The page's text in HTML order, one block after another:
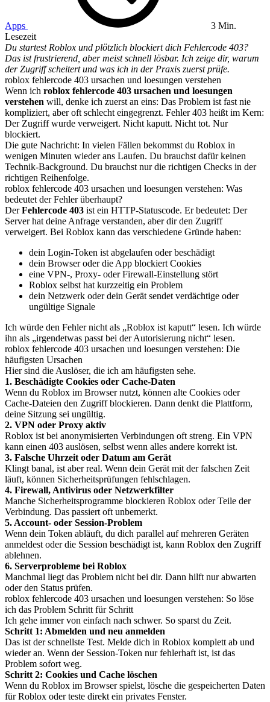
Apps
3 Min.
Lesezeit
Du startest Roblox und plötzlich blockiert dich Fehlercode 403?
Das ist frustrierend, aber meist schnell lösbar. Ich zeige dir, warum
der Zugriff scheitert und was ich in der Praxis zuerst prüfe.
roblox fehlercode 403 ursachen und loesungen verstehen
Wenn ich roblox fehlercode 403 ursachen und loesungen
verstehen will, denke ich zuerst an eins: Das Problem ist fast nie
kompliziert, aber oft schlecht eingegrenzt. Fehler 403 heißt im Kern:
Der Zugriff wurde verweigert. Nicht kaputt. Nicht tot. Nur
blockiert.
Die gute Nachricht: In vielen Fällen bekommst du Roblox in
wenigen Minuten wieder ans Laufen. Du brauchst dafür keinen
Technik-Background. Du brauchst nur die richtigen Checks in der
richtigen Reihenfolge.
roblox fehlercode 403 ursachen und loesungen verstehen: Was
bedeutet der Fehler überhaupt?
DerFehlercode 403 ist ein HTTP-Statuscode. Er bedeutet: Der
Server hat deine Anfrage verstanden, aber dir den Zugriff
verweigert. Bei Roblox kann das verschiedene Gründe haben:
dein Login-Token ist abgelaufen oder beschädigt
dein Browser oder die App blockiert Cookies
eine VPN-, Proxy- oder Firewall-Einstellung stört
Roblox selbst hat kurzzeitig ein Problem
dein Netzwerk oder dein Gerät sendet verdächtige oder
ungültige Signale
Ich würde den Fehler nicht als „Roblox ist kaputt“ lesen. Ich würde
ihn als „irgendetwas passt bei der Autorisierung nicht“ lesen.
roblox fehlercode 403 ursachen und loesungen verstehen: Die
häufigsten Ursachen
Hier sind die Auslöser, die ich am häufigsten sehe.
1. Beschädigte Cookies oder Cache-Daten
Wenn du Roblox im Browser nutzt, können alte Cookies oder
Cache-Dateien den Zugriff blockieren. Dann denkt die Plattform,
deine Sitzung sei ungültig.
2. VPN oder Proxy aktiv
Roblox ist bei anonymisierten Verbindungen oft streng. Ein VPN
kann einen 403 auslösen, selbst wenn alles andere korrekt ist.
3. Falsche Uhrzeit oder Datum am Gerät
Klingt banal, ist aber real. Wenn dein Gerät mit der falschen Zeit
läuft, können Sicherheitsprüfungen fehlschlagen.
4. Firewall, Antivirus oder Netzwerkfilter
Manche Sicherheitsprogramme blockieren Roblox oder Teile der
Verbindung. Das passiert oft unbemerkt.
5. Account- oder Session-Problem
Wenn dein Token abläuft, du dich parallel auf mehreren Geräten
anmeldest oder die Session beschädigt ist, kann Roblox den Zugriff
ablehnen.
6. Serverprobleme bei Roblox
Manchmal liegt das Problem nicht bei dir. Dann hilft nur abwarten
oder den Status prüfen.
roblox fehlercode 403 ursachen und loesungen verstehen: So löse
ich das Problem Schritt für Schritt
Ich gehe immer von einfach nach schwer. So sparst du Zeit.
Schritt 1: Abmelden und neu anmelden
Das ist der schnellste Test. Melde dich in Roblox komplett ab und
wieder an. Wenn der Session-Token nur fehlerhaft ist, ist das
Problem sofort weg.
Schritt 2: Cookies und Cache löschen
Wenn du Roblox im Browser spielst, lösche die gespeicherten Daten
für Roblox oder teste direkt ein privates Fenster.